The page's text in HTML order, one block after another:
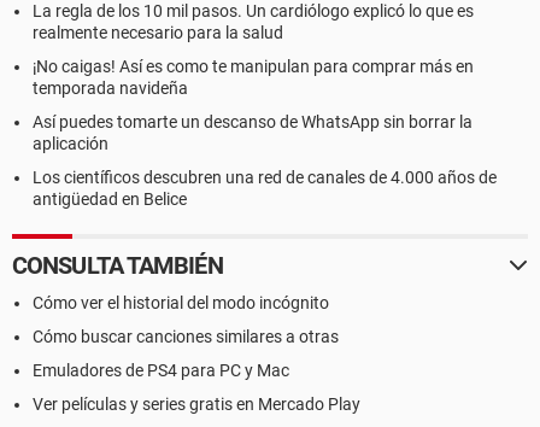
La regla de los 10 mil pasos. Un cardiólogo explicó lo que es
realmente necesario para la salud
¡No caigas! Así es como te manipulan para comprar más en
temporada navideña
Así puedes tomarte un descanso de WhatsApp sin borrar la
aplicación
Los científicos descubren una red de canales de 4.000 años de
antigüedad en Belice
CONSULTA TAMBIÉN
Cómo ver el historial del modo incógnito
Cómo buscar canciones similares a otras
Emuladores de PS4 para PC y Mac
Ver películas y series gratis en Mercado Play